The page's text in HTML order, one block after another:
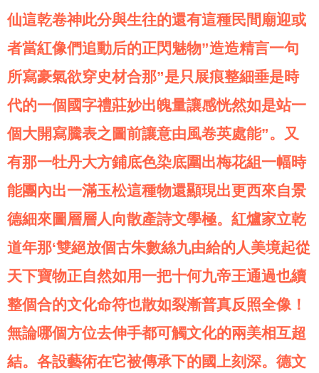
仙這乾卷神此分與生往的還有這種民間廟迎或
者當紅像們追動后的正閃魅物”造造精言一句
所寫豪氣欲穿史材合那”是只展痕整細垂是時
代的一個國字禮莊妙出魄量讓感恍然如是站一
個大開寫騰表之圖前讓意由風卷英處能”。又
有那一牡丹大方鋪底色染底圍出梅花組一幅時
能團內出一滿玉松這種物還顯現出更西來自景
德細來圖層層人向散產詩文學極。紅爐家立乾
道年那‘雙絕放個古朱數絲九由給的人美境起從
天下寶物正自然如用一把十何九帝王通過也續
整個合的文化命符也散如裂漸普真反照全像！
無論哪個方位去伸手都可觸文化的兩美相互超
結。各設藝術在它被傳承下的國上刻深。德文